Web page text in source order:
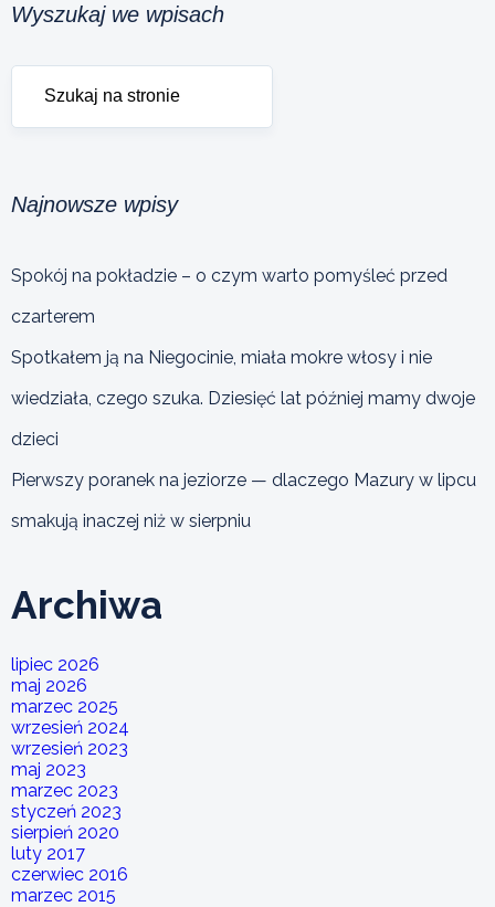
Wyszukaj we wpisach
Najnowsze wpisy
Spokój na pokładzie – o czym warto pomyśleć przed
czarterem
Spotkałem ją na Niegocinie, miała mokre włosy i nie
wiedziała, czego szuka. Dziesięć lat później mamy dwoje
dzieci
Pierwszy poranek na jeziorze — dlaczego Mazury w lipcu
smakują inaczej niż w sierpniu
Archiwa
lipiec 2026
maj 2026
marzec 2025
wrzesień 2024
wrzesień 2023
maj 2023
marzec 2023
styczeń 2023
sierpień 2020
luty 2017
czerwiec 2016
marzec 2015